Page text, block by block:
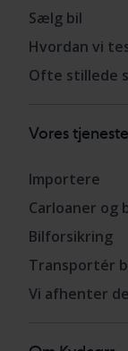
Sælg bil
Hvordan vi
Ofte stillede
Vores
Importere
Carloaner og
Bilforsikring
Transportér
Vi afhenter